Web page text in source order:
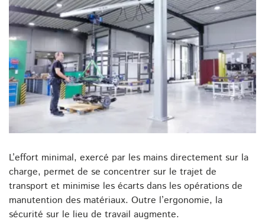
L’effort minimal, exercé par les mains directement sur la
charge, permet de se concentrer sur le trajet de
transport et minimise les écarts dans les opérations de
manutention des matériaux. Outre l’ergonomie, la
sécurité sur le lieu de travail augmente.